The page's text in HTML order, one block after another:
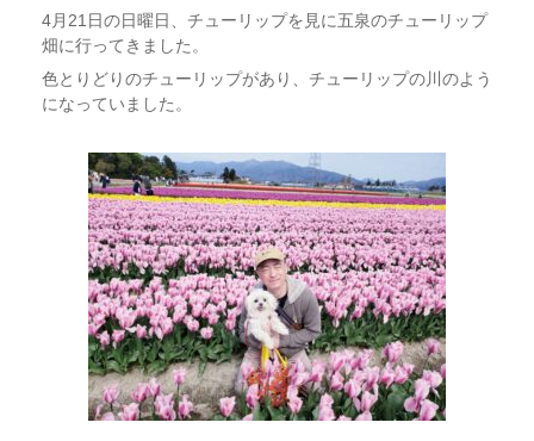
4月21日の日曜日、チューリップを見に五泉のチューリップ
畑に行ってきました。
色とりどりのチューリップがあり、チューリップの川のよう
になっていました。